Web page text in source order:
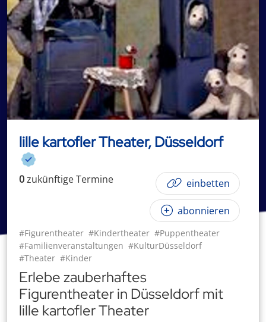
lille kartofler Theater, Düsseldorf
0zukünftigeTermine einbetten
abonnieren
#Figurentheater #Kindertheater #Puppentheater
#Familienveranstaltungen #KulturDüsseldorf
#Theater #Kinder
Erlebe zauberhaftes
Figurentheater in Düsseldorf mit
lille kartofler Theater